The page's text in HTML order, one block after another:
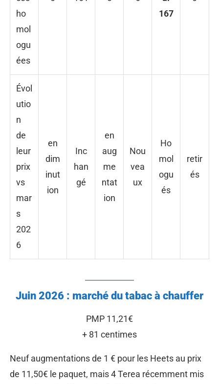
ho
mol
ogu
ées
167
Évol
utio
n
de
leur
prix
vs
mar
s
202
6
en
dim
inut
ion
Inc
han
gé
en
aug
me
ntat
ion
Nou
vea
ux
Ho
mol
ogu
és
retir
és
Juin 2026 : marché du tabac à chauffer
PMP 11,21€
+ 81 centimes
Neuf augmentations de 1 € pour les Heets au prix
de 11,50€ le paquet, mais 4 Terea récemment mis